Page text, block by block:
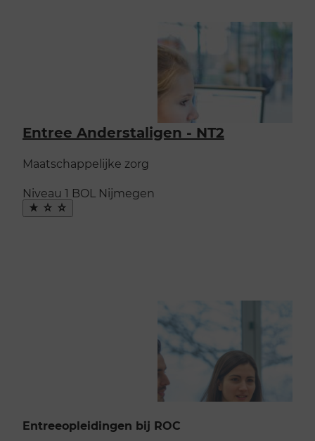
Entree Anderstaligen - NT2
Maatschappelijke zorg
Niveau 1 BOL Nijmegen
Maak
favoriet
Entreeopleidingen bij ROC